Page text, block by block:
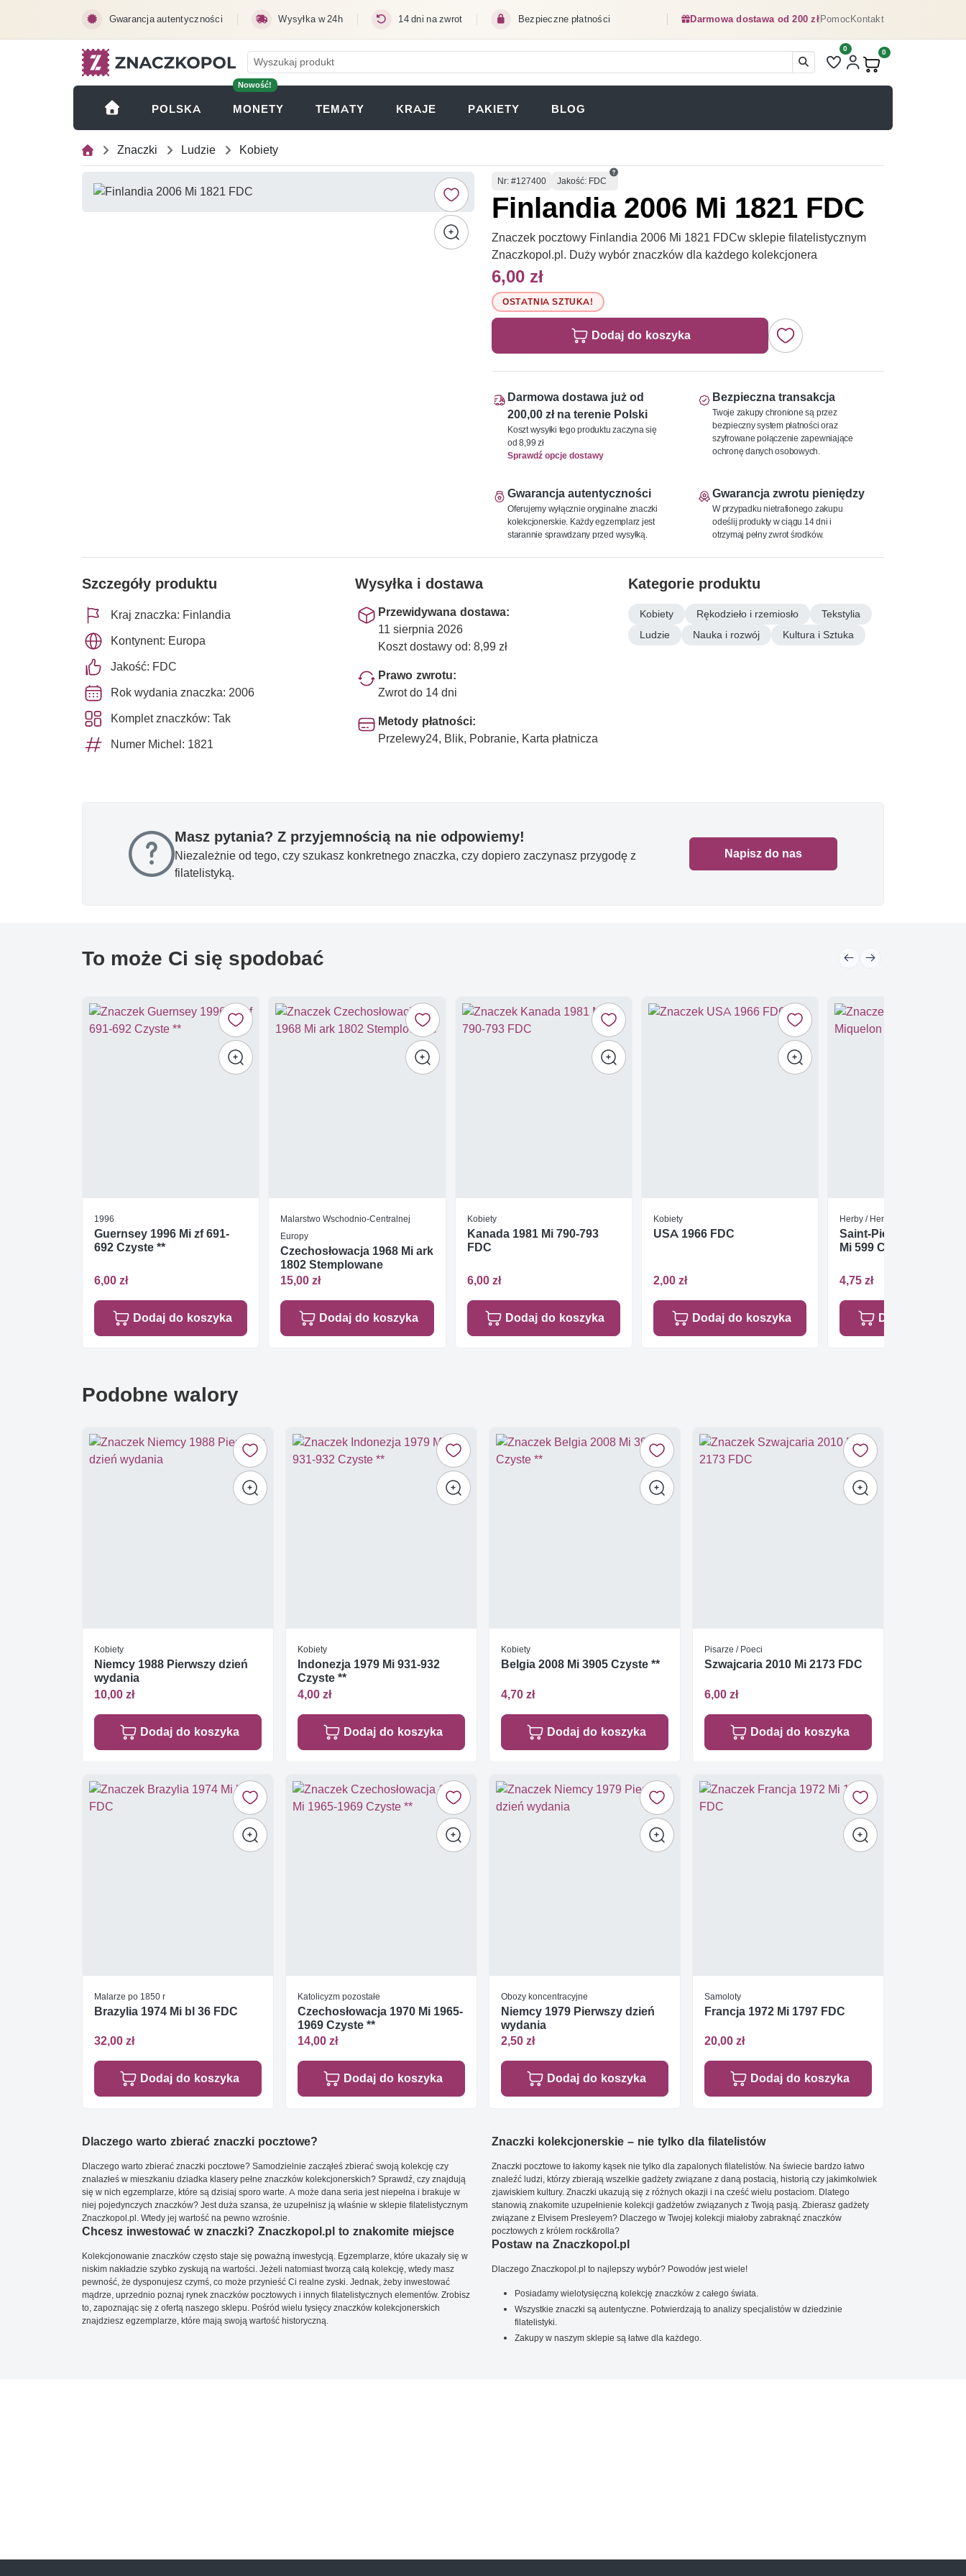
Gwarancja autentyczności Wysyłka w 24h 14 dni na zwrot Bezpieczne płatności Darmowa dostawa od 200 złPomocKontakt
Liczba pozycji na liście
0
Produkty w koszyku:
0
POLSKA
Nowość!
MONETY (OTWIERA SIĘ W NOWEJ KARCIE)
TEMATY KRAJE PAKIETY BLOG
Znaczki Ludzie Kobiety
Numer
Nr: #127400 Jakość: FDC
Finlandia 2006 Mi 1821 FDC
Znaczek pocztowy Finlandia 2006 Mi 1821 FDCw sklepie filatelistycznym
Znaczkopol.pl. Duży wybór znaczków dla każdego kolekcjonera
6,00 zł
OSTATNIA SZTUKA!
Dodaj do koszyka
Darmowa dostawa już od
200,00 zł na terenie Polski
Koszt wysyłki tego produktu zaczyna się
od 8,99 zł
Sprawdź opcje dostawy
Bezpieczna transakcja
Twoje zakupy chronione są przez
bezpieczny system płatności oraz
szyfrowane połączenie zapewniające
ochronę danych osobowych.
Gwarancja autentyczności
Oferujemy wyłącznie oryginalne znaczki
kolekcjonerskie. Każdy egzemplarz jest
starannie sprawdzany przed wysyłką.
Gwarancja zwrotu pieniędzy
W przypadku nietrafionego zakupu
odeślij produkty w ciągu 14 dni i
otrzymaj pełny zwrot środków.
Szczegóły produktu
Kraj znaczka: Finlandia
Kontynent: Europa
Jakość: FDC
Rok wydania znaczka: 2006
Komplet znaczków: Tak
Numer Michel: 1821
Wysyłka i dostawa
Przewidywana dostawa:
11 sierpnia 2026
Koszt dostawy od: 8,99 zł
Prawo zwrotu:
Zwrot do 14 dni
Metody płatności:
Przelewy24, Blik, Pobranie, Karta płatnicza
Kategorie produktu
Kobiety Rękodzieło i rzemiosło
Tekstylia
Ludzie
Nauka i rozwój Kultura i Sztuka
Masz pytania? Z przyjemnością na nie odpowiemy!
Niezależnie od tego, czy szukasz konkretnego znaczka, czy dopiero zaczynasz przygodę z
filatelistyką.
Napisz do nas
To może Ci się spodobać
1996
Guernsey 1996 Mi zf 691-
692 Czyste **
6,00 zł
Dodaj do koszyka
Malarstwo Wschodnio-Centralnej
Europy
Czechosłowacja 1968 Mi ark
1802 Stemplowane
15,00 zł
Dodaj do koszyka
Kobiety
Kanada 1981 Mi 790-793
FDC
6,00 zł
Dodaj do koszyka
Kobiety
USA 1966 FDC
2,00 zł
Dodaj do koszyka
Herby / Heraldyka / Symbole
Saint-Pierre i Miquelon
Mi 599 Czyste **
4,75 zł
Dodaj do
Podobne walory
Kobiety
Niemcy 1988 Pierwszy dzień
wydania
10,00 zł
Dodaj do koszyka
Kobiety
Indonezja 1979 Mi 931-932
Czyste **
4,00 zł
Dodaj do koszyka
Kobiety
Belgia 2008 Mi 3905 Czyste **
4,70 zł
Dodaj do koszyka
Pisarze / Poeci
Szwajcaria 2010 Mi 2173 FDC
6,00 zł
Dodaj do koszyka
Malarze po 1850 r
Brazylia 1974 Mi bl 36 FDC
32,00 zł
Dodaj do koszyka
Katolicyzm pozostałe
Czechosłowacja 1970 Mi 1965-
1969 Czyste **
14,00 zł
Dodaj do koszyka
Obozy koncentracyjne
Niemcy 1979 Pierwszy dzień
wydania
2,50 zł
Dodaj do koszyka
Samoloty
Francja 1972 Mi 1797 FDC
20,00 zł
Dodaj do koszyka
Dlaczego warto zbierać znaczki pocztowe?
Dlaczego warto zbierać znaczki pocztowe? Samodzielnie zacząłeś zbierać swoją kolekcję czy
znalazłeś w mieszkaniu dziadka klasery pełne znaczków kolekcjonerskich? Sprawdź, czy znajdują
się w nich egzemplarze, które są dzisiaj sporo warte. A może dana seria jest niepełna i brakuje w
niej pojedynczych znaczków? Jest duża szansa, że uzupełnisz ją właśnie w sklepie filatelistycznym
Znaczkopol.pl. Wtedy jej wartość na pewno wzrośnie.
Chcesz inwestować w znaczki? Znaczkopol.pl to znakomite miejsce
Kolekcjonowanie znaczków często staje się poważną inwestycją. Egzemplarze, które ukazały się w
niskim nakładzie szybko zyskują na wartości. Jeżeli natomiast tworzą całą kolekcję, wtedy masz
pewność, że dysponujesz czymś, co może przynieść Ci realne zyski. Jednak, żeby inwestować
mądrze, uprzednio poznaj rynek znaczków pocztowych i innych filatelistycznych elementów. Zrobisz
to, zapoznając się z ofertą naszego sklepu. Pośród wielu tysięcy znaczków kolekcjonerskich
znajdziesz egzemplarze, które mają swoją wartość historyczną.
Znaczki kolekcjonerskie – nie tylko dla filatelistów
Znaczki pocztowe to łakomy kąsek nie tylko dla zapalonych filatelistów. Na świecie bardzo łatwo
znaleźć ludzi, którzy zbierają wszelkie gadżety związane z daną postacią, historią czy jakimkolwiek
zjawiskiem kultury. Znaczki ukazują się z różnych okazji i na cześć wielu postaciom. Dlatego
stanowią znakomite uzupełnienie kolekcji gadżetów związanych z Twoją pasją. Zbierasz gadżety
związane z Elvisem Presleyem? Dlaczego w Twojej kolekcji miałoby zabraknąć znaczków
pocztowych z królem rock&rolla?
Postaw na Znaczkopol.pl
Dlaczego Znaczkopol.pl to najlepszy wybór? Powodów jest wiele!
Posiadamy wielotysięczną kolekcję znaczków z całego świata.
Wszystkie znaczki są autentyczne. Potwierdzają to analizy specjalistów w dziedzinie
filatelistyki.
Zakupy w naszym sklepie są łatwe dla każdego.